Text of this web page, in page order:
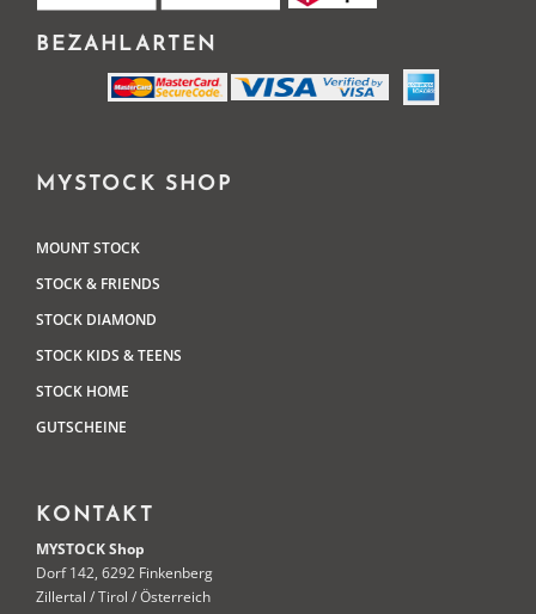
BEZAHLARTEN
MYSTOCK SHOP
MOUNT STOCK
STOCK & FRIENDS
STOCK DIAMOND
STOCK KIDS & TEENS
STOCK HOME
GUTSCHEINE
KONTAKT
MYSTOCK Shop
Dorf 142, 6292 Finkenberg
Zillertal / Tirol / Österreich